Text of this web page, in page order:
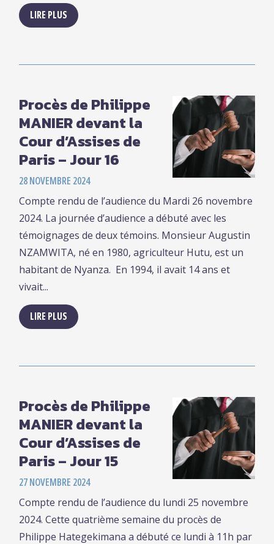
LIRE PLUS
Procès de Philippe
MANIER devant la
Cour d’Assises de
Paris – Jour 16
28 NOVEMBRE 2024
Compte rendu de l’audience du Mardi 26 novembre
2024. La journée d’audience a débuté avec les
témoignages de deux témoins. Monsieur Augustin
NZAMWITA, né en 1980, agriculteur Hutu, est un
habitant de Nyanza. En 1994, il avait 14 ans et
vivait...
LIRE PLUS
Procès de Philippe
MANIER devant la
Cour d’Assises de
Paris – Jour 15
27 NOVEMBRE 2024
Compte rendu de l’audience du lundi 25 novembre
2024. Cette quatrième semaine du procès de
Philippe Hategekimana a débuté ce lundi à 11h par